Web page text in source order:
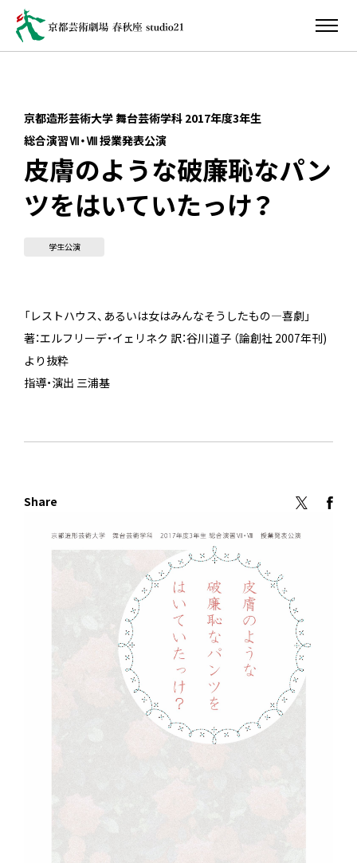
京都造形芸術大学 舞台芸術学科 2017年度3年生
総合演習Ⅶ・Ⅷ 授業発表公演
皮膚のような破廉恥なパン
ツをはいていたっけ？
学生公演
「レストハウス、あるいは女はみんなそうしたもの―喜劇」
著：エルフリーデ・イェリネク 訳：谷川道子 （論創社 2007年刊)
より抜粋
指導・演出 三浦基
Share